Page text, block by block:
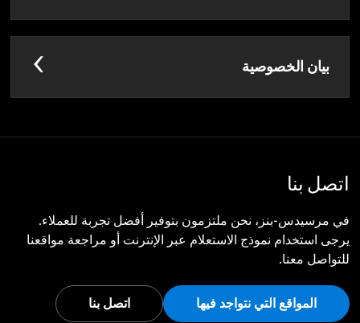
بيان الخصوصية
اتصل بنا
في مرسيدس-بنز، نحن ملتزمون بتوفير أفضل تجربة للعملاء.
يرجى استخدام نموذج الاستعلام عبر الإنترنت أو مراجعة مواقعنا
للتواصل معنا.
المواقع التي نتواجد فيها اتصل بنا